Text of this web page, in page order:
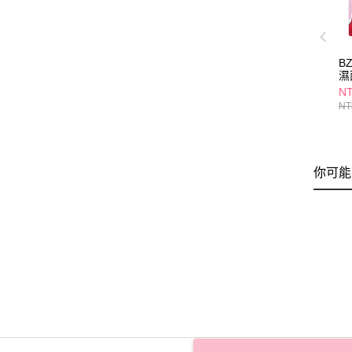
濕
你可